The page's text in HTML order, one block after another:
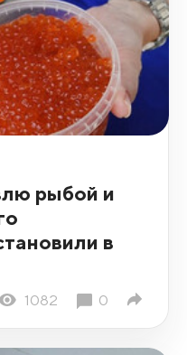
рыбой и
в
1082 0